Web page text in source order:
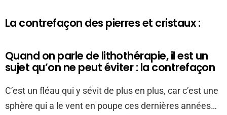
La contrefaçon des pierres et cristaux :
Quand on parle de lithothérapie, il est un
sujet qu’on ne peut éviter : la contrefaçon
C’est un fléau qui y sévit de plus en plus, car c’est une
sphère qui a le vent en poupe ces dernières années…